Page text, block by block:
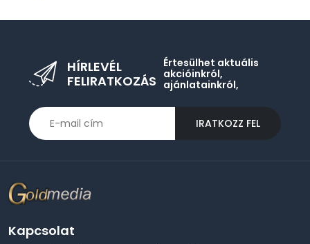
HÍRLEVÉL
FELIRATKOZÁS
Értesülhet aktuális
akcióinkról,
ajánlatainkról,
IRATKOZZ FEL
Kapcsolat